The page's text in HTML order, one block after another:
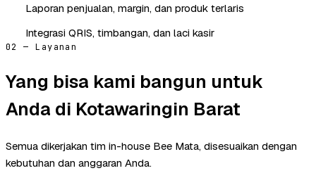
Laporan penjualan, margin, dan produk terlaris
Integrasi QRIS, timbangan, dan laci kasir
02 — Layanan
Yang bisa kami bangun untuk
Anda di Kotawaringin Barat
Semua dikerjakan tim in-house Bee Mata, disesuaikan dengan
kebutuhan dan anggaran Anda.